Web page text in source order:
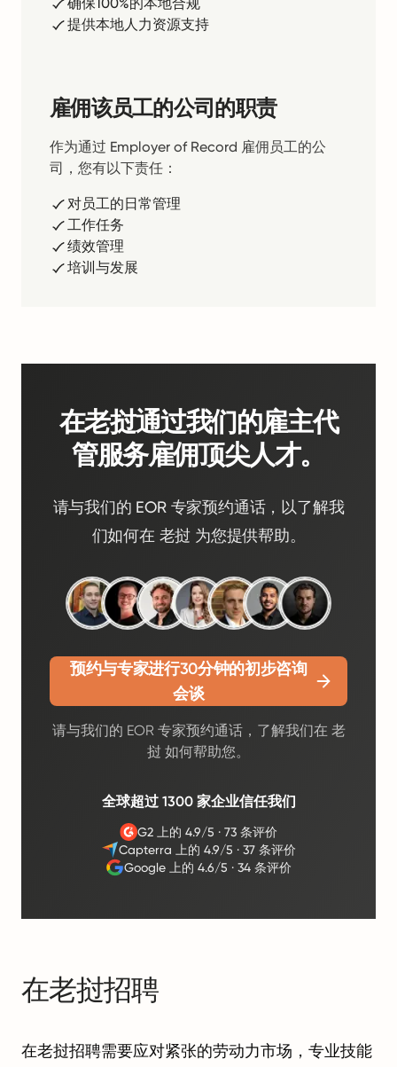
提供本地人力资源支持
雇佣该员工的公司的职责
作为通过 Employer of Record 雇佣员工的公
司，您有以下责任：
对员工的日常管理
工作任务
绩效管理
培训与发展
在老挝通过我们的雇主代
管服务雇佣顶尖人才。
请与我们的 EOR 专家预约通话，以了解我
们如何在 老挝 为您提供帮助。
预约与专家进行30分钟的初步咨询
会谈
请与我们的 EOR 专家预约通话，了解我们在 老
挝 如何帮助您。
全球超过 1300 家企业信任我们
G2 上的 4.9/5 ·73 条评价
Capterra 上的 4.9/5 ·37 条评价
Google 上的 4.6/5 · 34 条评价
在老挝招聘
在老挝招聘需要应对紧张的劳动力市场，专业技能